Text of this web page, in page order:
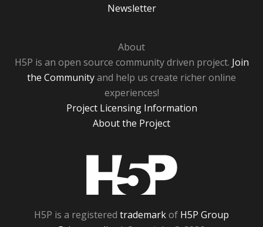
Newsletter
About
H5P is an open source community driven project. Join
the Communityand help us create richer online
experiences!
Project Licensing Information
About the Project
H5P is a registered trademarkof H5P Group